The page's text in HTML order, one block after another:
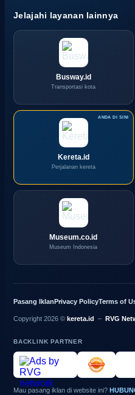
Jelajahi layanan lainnya
Busway.id
Transportasi kota
Kereta.id
Perjalanan kereta
Museum.co.id
Museum Indonesia
Pasang IklanPrivacy PolicyTerms of
Copyright 2026 © kereta.id – RVG
BACKLINK PARTNER
Mau pasang iklan di website ini?